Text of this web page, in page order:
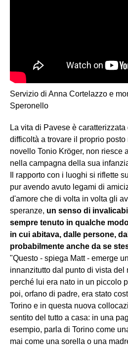
Servizio di Anna Cortelazzo e
Speronello
La vita di Pavese è
difficoltà a trovare il proprio
novello Tonio Kröger, non riesce
nella campagna della sua
Il rapporto con i luoghi si riflette
pur avendo avuto legami di
d'amore che di volta in volta gli
speranze, un senso di
sempre tenuto in qualche
in cui abitava, dalle persone,
probabilmente anche da se
"Questo - spiega Matt - emerge
innanzitutto dal punto di vista del
perché lui era nato in un piccolo
poi, orfano di padre, era stato
Torino e in questa nuova
sentito del tutto a casa: in una
esempio, parla di Torino come
mai come una sorella o una